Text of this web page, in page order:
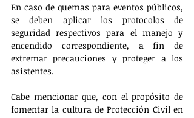
En caso de quemas para eventos públicos,
se deben aplicar los protocolos de
seguridad respectivos para el manejo y
encendido correspondiente, a fin de
extremar precauciones y proteger a los
asistentes.
Cabe mencionar que, con el propósito de
fomentar la cultura de Protección Civil en